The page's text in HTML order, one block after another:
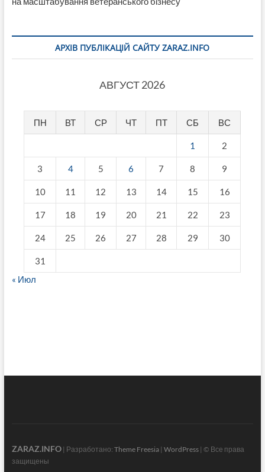
АРХІВ ПУБЛІКАЦІЙ САЙТУ ZARAZ.INFO
АВГУСТ 2026
ПН ВТ СР ЧТ ПТ СБ ВС
1 2
3 4 5 6 7 8 9
10 11 12 13 14 15 16
17 18 19 20 21 22 23
24 25 26 27 28 29 30
31
« Июл
ZARAZ.INFO| Разработано: Theme Freesia| WordPress| © Все права
защищены